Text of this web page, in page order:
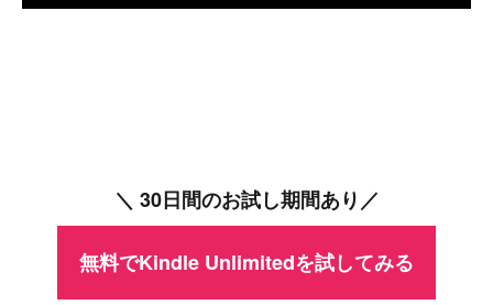
＼ 30日間のお試し期間あり／
無料でKindle Unlimitedを試してみる